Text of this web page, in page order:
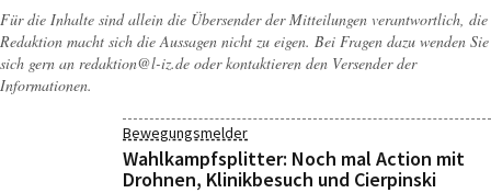
Für die Inhalte sind allein die Übersender der Mitteilungen verantwortlich, die
Redaktion macht sich die Aussagen nicht zu eigen. Bei Fragen dazu wenden Sie
sich gern an redaktion@l-iz.de oder kontaktieren den Versender der
Informationen.
Bewegungsmelder
Wahlkampfsplitter: Noch mal Action mit
Drohnen, Klinikbesuch und Cierpinski